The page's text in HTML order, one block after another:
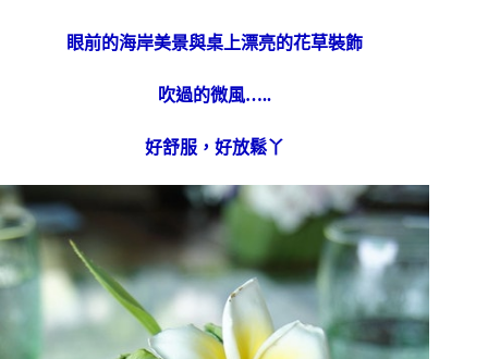
眼前的海岸美景與桌上漂亮的花草裝飾
吹過的微風…..
好舒服，好放鬆丫